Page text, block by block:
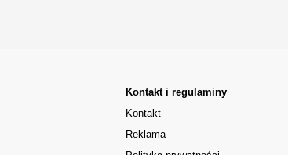
Kontakt i regulaminy
Kontakt
Reklama